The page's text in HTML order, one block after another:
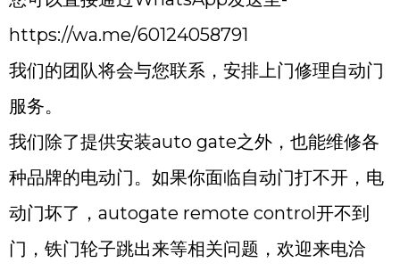
https://wa.me/60124058791
我们的团队将会与您联系，安排上门修理自动门
服务。
我们除了提供安装auto gate之外，也能维修各
种品牌的电动门。如果你面临自动门打不开，电
动门坏了，autogate remote control开不到
门，铁门轮子跳出来等相关问题，欢迎来电洽